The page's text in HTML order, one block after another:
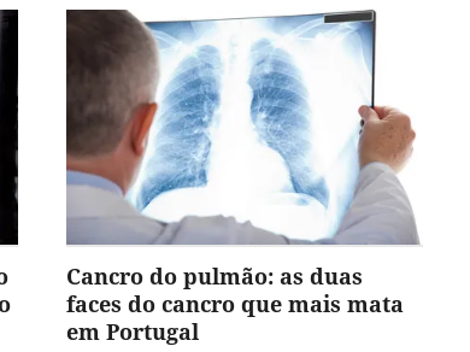
Cancro do pulmão: as duas
faces do cancro que mais mata
em Portugal